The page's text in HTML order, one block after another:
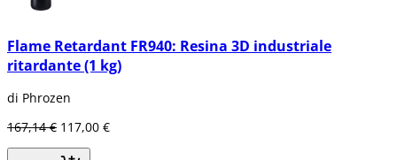
Flame Retardant FR940: Resina 3D industriale
ritardante (1 kg)
di Phrozen
167,14 € 117,00 €